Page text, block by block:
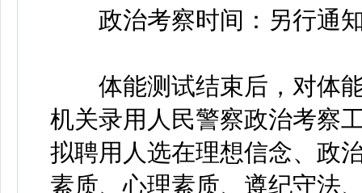
政治考察时间：另行通
体能测试结束后，对体能
机关录用人民警察政治考察
拟聘用人选在理想信念、政
素质、心理素质、遵纪守法